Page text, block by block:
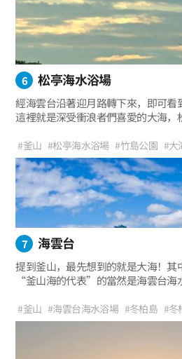
#國立水產科學院 #約會路線
#與戀人同遊 #家庭旅遊
6 松亭海水浴場
經海雲台沿著迎月路轉下來，即可看
這裡就是深受衝浪者們喜愛的大海，
#釜山 #松亭海水浴場 #竹島公園 #大
#海風 #治愈 #旅遊 #休假 #推薦行程
#人生照 #海洋之旅
7 海雲台
提到釜山，最先想到的就是大海！其
“釜山海的代表”的當然是海雲台海
那麼至少都會去一次的地方。
海雲台海水浴場是比其他任何地方
#釜山 #海雲台海水浴場 #冬柏島 #冬
#夏天 #散步 #海風 #治愈 #旅遊 #